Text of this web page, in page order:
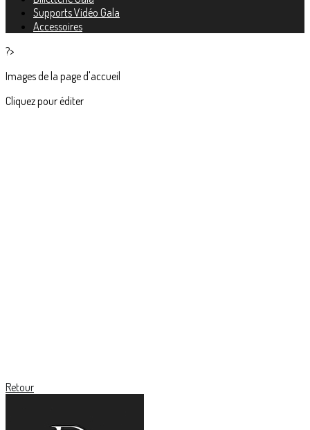
Supports Vidéo Gala
Accessoires
?>
Images de la page d'accueil
Cliquez pour éditer
Retour